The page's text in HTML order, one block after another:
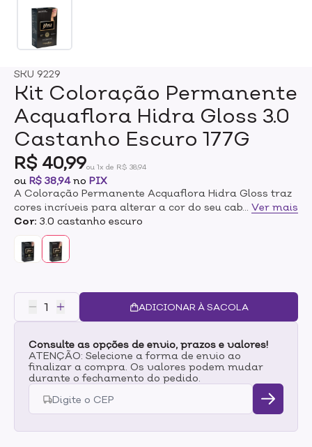
SKU 9229
Kit Coloração Permanente
Acquaflora Hidra Gloss 3.0
Castanho Escuro 177G
R$ 40,99ou 1x de R$ 38,94
ou R$ 38,94no PIX
A Coloração Permanente Acquaflora Hidra Gloss traz
cores incríveis para alterar a cor do seu cabelo e
promover uma cobertura total dos fios brancos.
Apresenta um sistema exclusivo com o Complexo
Protetor Pré-Coloração, enriquecida por óleos, e o
Tratamento Condicionante Pós-Coloração, para
capilar por muito mais tempo.Acompanha oxidante,
coloração permanente, par de luvas, Complexo
Protetor Pré-Coloração e Tratamento Condicionante
Ver mais
Cor: 3.0 castanho escuro
ADICIONAR À SACOLA
Consulte as opções de envio, prazos e valores!
ATENÇÃO: Selecione a forma de envio ao
finalizar a compra. Os valores podem mudar
durante o fechamento do pedido.